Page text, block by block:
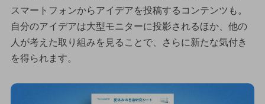
スマートフォンからアイデアを投稿するコンテンツも。
自分のアイデアは大型モニターに投影されるほか、他の
人が考えた取り組みを見ることで、さらに新たな気付き
を得られます。